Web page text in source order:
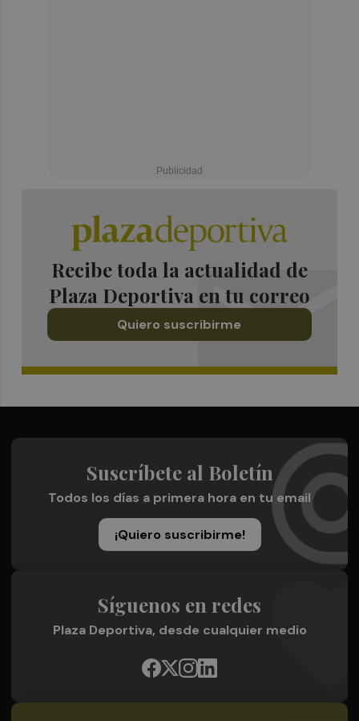
Recibe toda la actualidad de
Plaza Deportiva en tu correo
Quiero suscribirme
Suscríbete al Boletín
Todos los días a primera hora en tu email
¡Quiero suscribirme!
Síguenos en redes
Plaza Deportiva, desde cualquier medio